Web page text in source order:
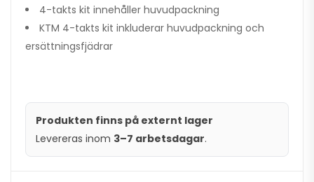
4-takts kit innehåller huvudpackning
KTM 4-takts kit inkluderar huvudpackning och
ersättningsfjädrar
Produkten finns på externt lager
Levereras inom 3–7 arbetsdagar.